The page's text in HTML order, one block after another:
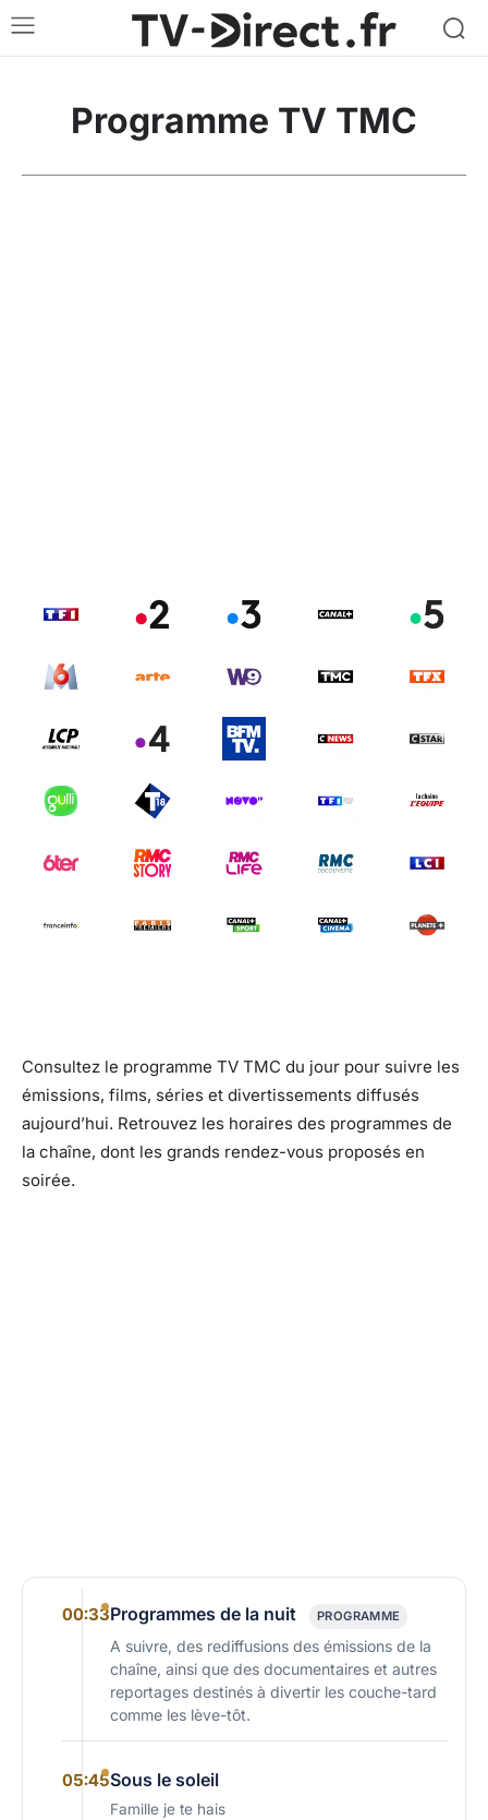
Programme TV TMC
Consultez le programme TV TMC du jour pour suivre les
émissions, films, séries et divertissements diffusés
aujourd’hui. Retrouvez les horaires des programmes de
la chaîne, dont les grands rendez-vous proposés en
soirée.
00:33Programmes de la nuit PROGRAMME
A suivre, des rediffusions des émissions de la
chaîne, ainsi que des documentaires et autres
reportages destinés à divertir les couche-tard
comme les lève-tôt.
05:45Sous le soleil
Famille je te hais